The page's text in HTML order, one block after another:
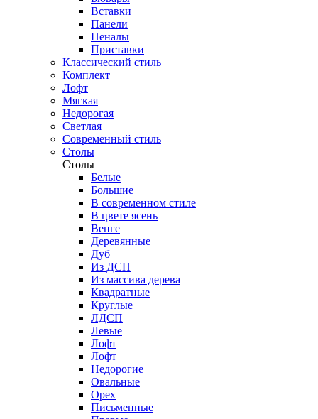
Вставки
Панели
Пеналы
Приставки
Классический стиль
Комплект
Лофт
Мягкая
Недорогая
Светлая
Современный стиль
Столы
Столы
Белые
Большие
В современном стиле
В цвете ясень
Венге
Деревянные
Дуб
Из ДСП
Из массива дерева
Квадратные
Круглые
ЛДСП
Левые
Лофт
Лофт
Недорогие
Овальные
Орех
Письменные